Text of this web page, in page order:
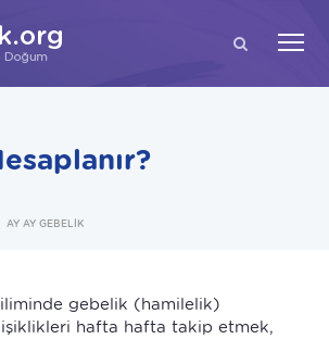
ARA
AY AY GEBELİK
gebelik (hamilelik)
hafta hafta takip etmek,